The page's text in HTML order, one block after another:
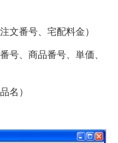
文番号、宅配料金）
号、商品番号、単価、
名）